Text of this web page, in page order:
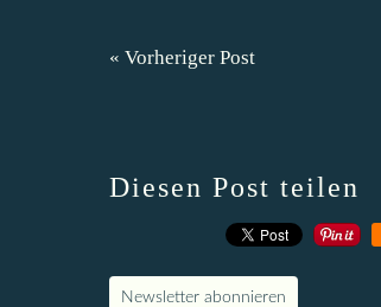
« Vorheriger Post
Diesen Post teilen
Newsletter abonnieren